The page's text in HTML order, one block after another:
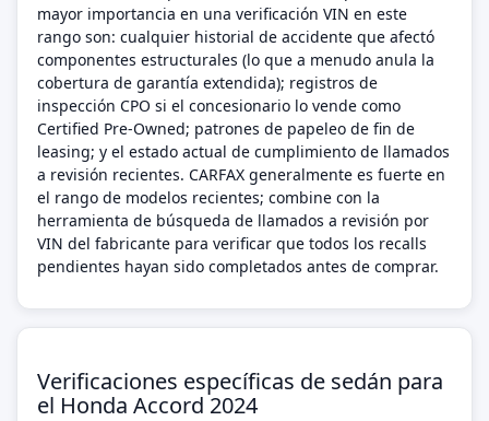
mayor importancia en una verificación VIN en este
rango son: cualquier historial de accidente que afectó
componentes estructurales (lo que a menudo anula la
cobertura de garantía extendida); registros de
inspección CPO si el concesionario lo vende como
Certified Pre-Owned; patrones de papeleo de fin de
leasing; y el estado actual de cumplimiento de llamados
a revisión recientes. CARFAX generalmente es fuerte en
el rango de modelos recientes; combine con la
herramienta de búsqueda de llamados a revisión por
VIN del fabricante para verificar que todos los recalls
pendientes hayan sido completados antes de comprar.
Verificaciones específicas de sedán para
el Honda Accord 2024